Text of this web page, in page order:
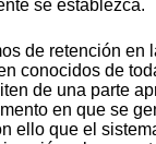
se establezca.
de retención en
conocidos de
de una parte
en que se
ello que el